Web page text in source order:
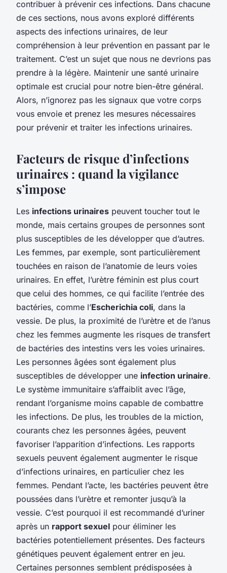
contribuer à prévenir ces infections. Dans chacune
de ces sections, nous avons exploré différents
aspects des infections urinaires, de leur
compréhension à leur prévention en passant par le
traitement. C’est un sujet que nous ne devrions pas
prendre à la légère. Maintenir une santé urinaire
optimale est crucial pour notre bien-être général.
Alors, n’ignorez pas les signaux que votre corps
vous envoie et prenez les mesures nécessaires
pour prévenir et traiter les infections urinaires.
Facteurs de risque d’infections
urinaires : quand la vigilance
s’impose
Les infections urinaires peuvent toucher tout le
monde, mais certains groupes de personnes sont
plus susceptibles de les développer que d’autres.
Les femmes, par exemple, sont particulièrement
touchées en raison de l’anatomie de leurs voies
urinaires. En effet, l’urètre féminin est plus court
que celui des hommes, ce qui facilite l’entrée des
bactéries, comme l’Escherichia coli, dans la
vessie. De plus, la proximité de l’urètre et de l’anus
chez les femmes augmente les risques de transfert
de bactéries des intestins vers les voies urinaires.
Les personnes âgées sont également plus
susceptibles de développer une infection urinaire.
Le système immunitaire s’affaiblit avec l’âge,
rendant l’organisme moins capable de combattre
les infections. De plus, les troubles de la miction,
courants chez les personnes âgées, peuvent
favoriser l’apparition d’infections. Les rapports
sexuels peuvent également augmenter le risque
d’infections urinaires, en particulier chez les
femmes. Pendant l’acte, les bactéries peuvent être
poussées dans l’urètre et remonter jusqu’à la
vessie. C’est pourquoi il est recommandé d’uriner
après un rapport sexuel pour éliminer les
bactéries potentiellement présentes. Des facteurs
génétiques peuvent également entrer en jeu.
Certaines personnes semblent prédisposées à